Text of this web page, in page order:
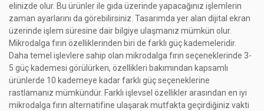
elinizde olur. Bu ürünler ile gıda üzerinde yapacağınız işlemlerin
zaman ayarlarını da görebilirsiniz. Tasarımda yer alan dijital ekran
üzerinde işlem süresine dair bilgiye ulaşmanız mümkün olur.
Mikrodalga fırın özelliklerinden biri de farklı güç kademeleridir.
Daha temel işlevlere sahip olan mikrodalga fırın seçeneklerinde 3-
5 güç kademesi görülürken, özellikleri bakımından kapsamlı
ürünlerde 10 kademeye kadar farklı güç seçeneklerine
rastlamanız mümkündür. Farklı işlevsel özellikler arasından en iyi
mikrodalga fırın alternatifine ulaşarak mutfakta geçirdiğiniz vakti